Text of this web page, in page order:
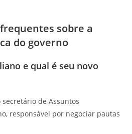
sobre a
do governo
e qual é seu novo
de Assuntos
responsável por negociar pautas